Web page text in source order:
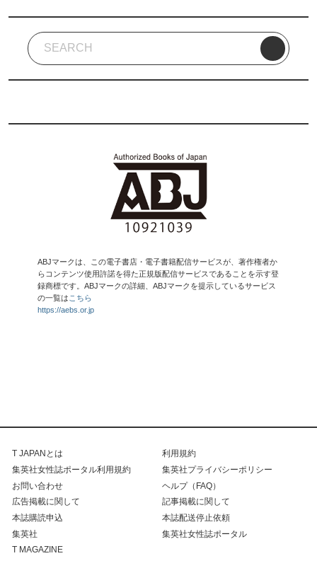
ABJマークは、この電子書店・電子書籍配信サービスが、著作権者か
らコンテンツ使用許諾を得た正規版配信サービスであることを示す登
録商標です。ABJマークの詳細、ABJマークを提示しているサービス
の一覧は こちら
https://aebs.or.jp
T JAPANとは
利用規約
集英社女性誌ポータル利用規約
集英社プライバシーポリシー
お問い合わせ
ヘルプ（FAQ）
広告掲載に関して
記事掲載に関して
本誌購読申込
本誌配送停止依頼
集英社
集英社女性誌ポータル
T MAGAZINE